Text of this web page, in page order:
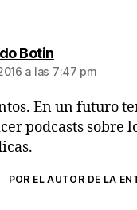
Botindice:
a las 7:47 pm
En un futuro
podcasts sobre
POR EL AUTOR DE LA